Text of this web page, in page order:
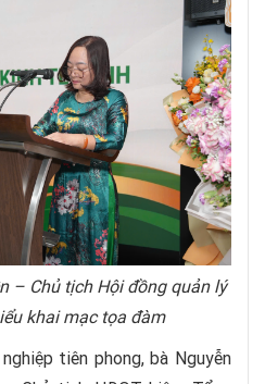
– Chủ tịch Hội đồng quản lý
khai mạc tọa đàm
tiên phong, bà Nguyễn